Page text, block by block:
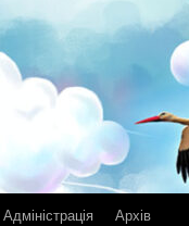
Адміністрація Архів